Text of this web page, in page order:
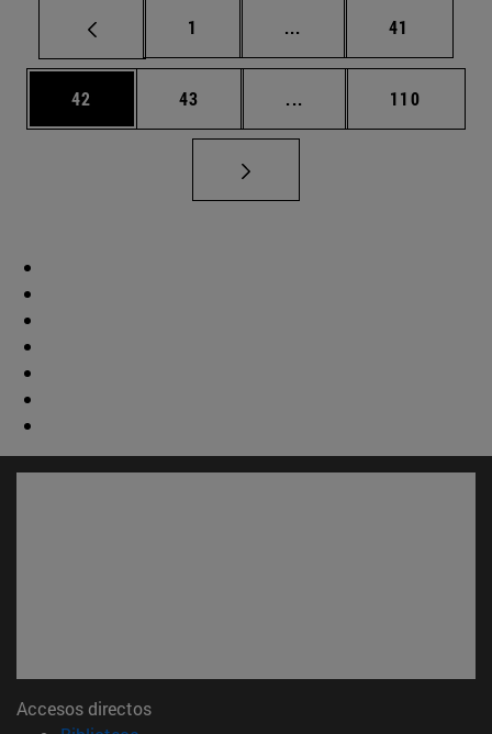
Página
1 ... Páginas intermedias
Página
41
Página
42 Página
43 ... Páginas intermedias
Página
110
Accesos directos